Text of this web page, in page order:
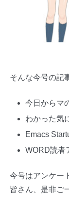
そんな今号の
今日からマ
わかった気
Emacs
WORD読者
今号はアンケー
皆さん、是非ご